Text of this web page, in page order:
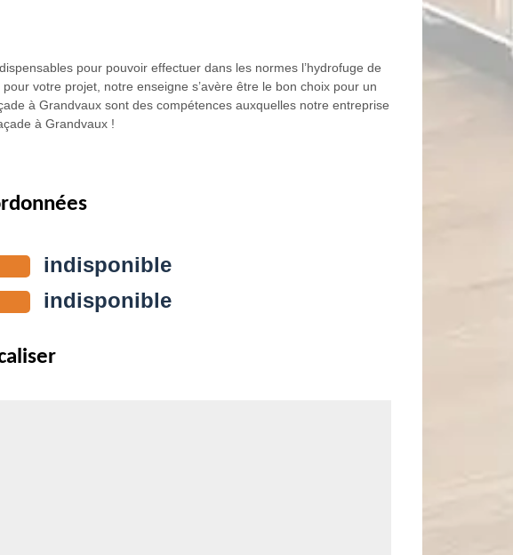
pour pouvoir effectuer dans les normes l’hydrofuge de
votre projet, notre enseigne s’avère être le bon choix pour un
à Grandvaux sont des compétences auxquelles notre entreprise
à Grandvaux !
indisponible
indisponible